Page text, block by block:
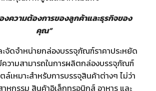
งความต้องการของลูกค้าและธุรกิจของ
คุณ”
ะจัดจำหน่ายกล่องบรรจุภัณฑ์ราคาประหยัด
ความสามารถในการผลิตกล่องบรรจุภัณฑ์
เหมาะสำหรับการบรรจุสินค้าต่างๆ ไม่ว่า
หกรรม สินค้าอิเล็กทรอนิกส์ อาหาร และ